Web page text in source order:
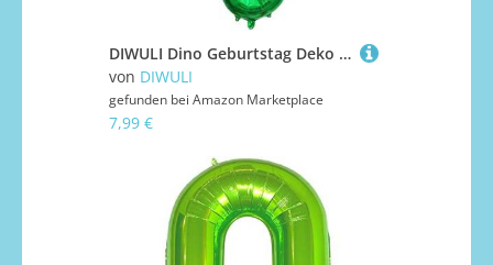
DIWULI Dino Geburtstag Deko 8 Jahre - Dino Luftballons Zahl
von DIWULI
gefunden bei Amazon Marketplace
7,99 €